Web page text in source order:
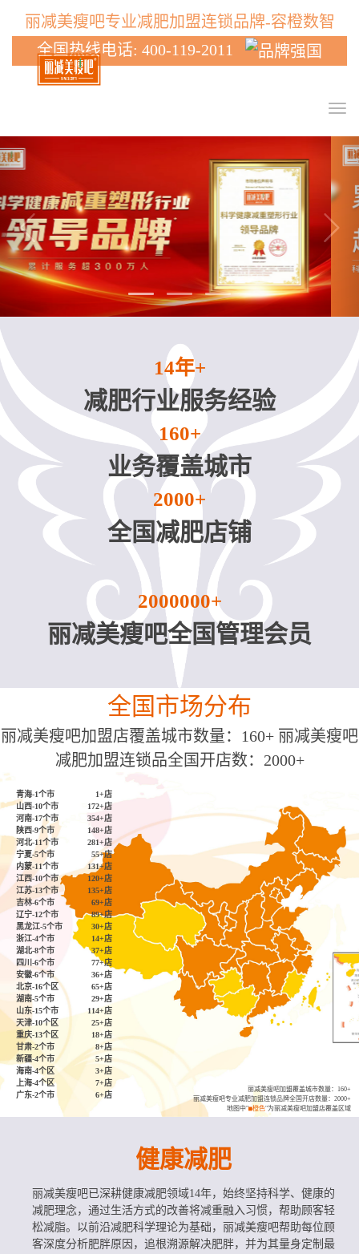
丽减美瘦吧专业减肥加盟连锁品牌-容橙数智
全国热线电话: 400-119-2011
T
e
a
e
v
i
o
u
s
N
x
t
14年+
减肥行业服务经验
160+
业务覆盖城市
2000+
全国减肥店铺
2000000+
丽减美瘦吧全国管理会员
全国市场分布
丽减美瘦吧加盟店覆盖城市数量：160+ 丽减美瘦吧
减肥加盟连锁品全国开店数：2000+
青海-1个市
1+店
山西-10个市
172+店
河南-17个市
354+店
陕西-9个市
148+店
河北-11个市
281+店
宁夏-5个市
55+店
内蒙-11个市
131+店
江西-10个市
120+店
江苏-13个市
135+店
吉林-6个市
69+店
辽宁-12个市
89+店
黑龙江-5个市
30+店
浙江-4个市
14+店
湖北-8个市
37+店
四川-6个市
77+店
安徽-6个市
36+店
北京-16个区
65+店
湖南-5个市
29+店
山东-15个市
114+店
天津-10个区
25+店
重庆-13个区
18+店
甘肃-2个市
8+店
新疆-4个市
5+店
海南-4个区
3+店
上海-4个区
7+店
广东-2个市
6+店
丽减美瘦吧加盟覆盖城市数量：160+
丽减美瘦吧专业减肥加盟连锁品牌全国开店数量：2000+
地图中"■橙色"为丽减美瘦吧加盟店覆盖区域
健康减肥
丽减美瘦吧已深耕健康减肥领域14年，始终坚持科学、健康的
减肥理念，通过生活方式的改善将减重融入习惯，帮助顾客轻
松减脂。以前沿减肥科学理论为基础，丽减美瘦吧帮助每位顾
客深度分析肥胖原因，追根溯源解决肥胖，并为其量身定制最